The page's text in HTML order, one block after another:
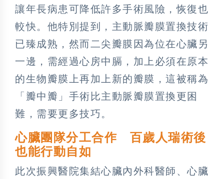
讓年長病患可降低許多手術風險，恢復也
較快。他特別提到，主動脈瓣膜置換技術
已臻成熟，然而二尖瓣膜因為位在心臟另
一邊，需經過心房中膈，加上必須在原本
的生物瓣膜上再加上新的瓣膜，這被稱為
「瓣中瓣」手術比主動脈瓣膜置換更困
難，需要更多技巧。
心臟團隊分工合作 百歲人瑞術後
也能行動自如
此次振興醫院集結心臟內外科醫師、心臟